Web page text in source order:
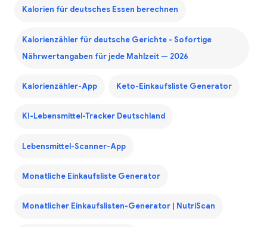
Kalorien für deutsches Essen berechnen
Kalorienzähler für deutsche Gerichte - Sofortige
Nährwertangaben für jede Mahlzeit — 2026
Kalorienzähler-App Keto-Einkaufsliste Generator
KI-Lebensmittel-Tracker Deutschland
Lebensmittel-Scanner-App
Monatliche Einkaufsliste Generator
Monatlicher Einkaufslisten-Generator | NutriScan